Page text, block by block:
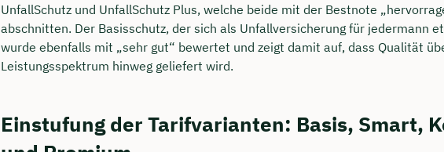
UnfallSchutz und UnfallSchutz Plus, welche beide mit der Bestnote
abschnitten. Der Basisschutz, der sich als Unfallversicherung für jedermann
wurde ebenfalls mit „sehr gut“ bewertet und zeigt damit auf, dass Qualität
Leistungsspektrum hinweg geliefert wird.
Einstufung der Tarifvarianten: Basis, Smart,